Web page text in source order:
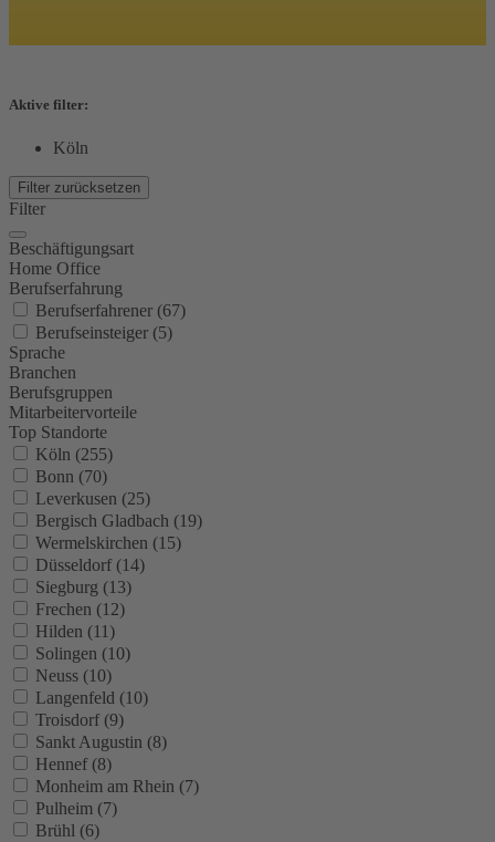
Aktive filter:
Köln
Filter zurücksetzen
Filter
Beschäftigungsart
Home Office
Berufserfahrung
Berufserfahrener (67)
Berufseinsteiger (5)
Sprache
Branchen
Berufsgruppen
Mitarbeitervorteile
Top Standorte
Köln (255)
Bonn (70)
Leverkusen (25)
Bergisch Gladbach (19)
Wermelskirchen (15)
Düsseldorf (14)
Siegburg (13)
Frechen (12)
Hilden (11)
Solingen (10)
Neuss (10)
Langenfeld (10)
Troisdorf (9)
Sankt Augustin (8)
Hennef (8)
Monheim am Rhein (7)
Pulheim (7)
Brühl (6)